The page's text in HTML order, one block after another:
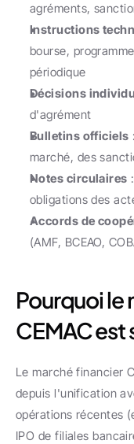
agréments,
Instructions
bourse,
périodique
Décisions
d'agrément
Bulletins officiels
marché, des
Notes circulaires
obligations des
Accords de
(AMF, BCEAO,
Pourquoi le
CEMAC
Le marché financier
depuis l'unification
opérations récentes
IPO de filiales